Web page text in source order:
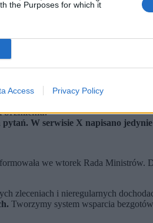
the Purposes for which it
Access Privacy Policy
na ubezpieczenia społeczne i
brzmieniu.
W serwisie X napisano
we wtorek Rada
zleceniach i nieregularnych
Tworzymy system wsparcia